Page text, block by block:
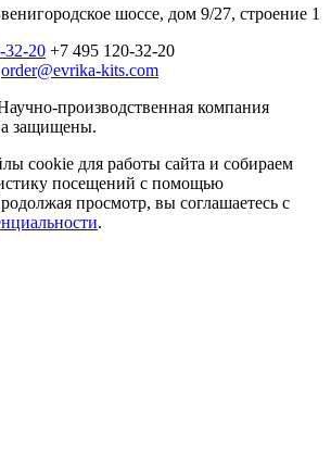
шоссе, дом 9/27, строение 1
32-20 +7 495 120-32-20
order@evrika-kits.com
производственная компания
защищены.
cookie для работы сайта и собираем
посещений с помощью
просмотр, вы соглашаетесь с
.